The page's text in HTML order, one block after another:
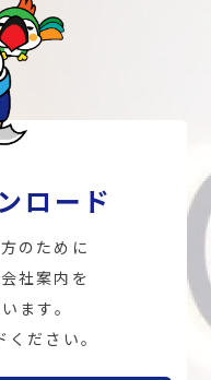
ロード
のために
社案内を
ます。
ださい。